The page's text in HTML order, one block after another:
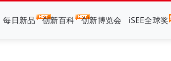
每日新品 创新百科 创新博览会 iSEE全球奖